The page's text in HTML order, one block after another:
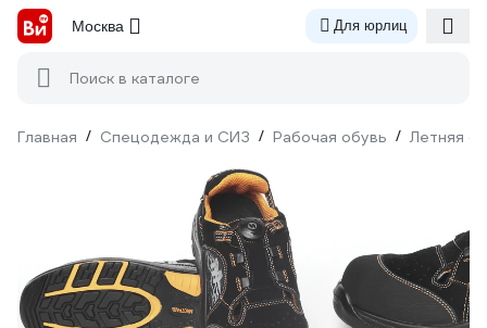
Москва Для юрлиц
Поиск в каталоге
Главная / Спецодежда и СИЗ / Рабочая обувь / Летняя